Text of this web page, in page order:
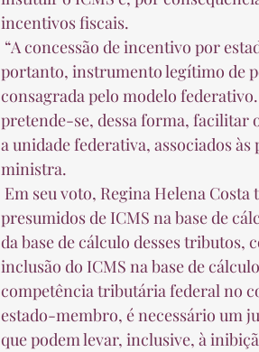
incentivos fiscais.
portanto, instrumento legítimo de
consagrada pelo modelo
pretende-se, dessa forma, facilitar
a unidade federativa, associados
ministra.
presumidos de ICMS na base de
da base de cálculo desses tributos,
inclusão do ICMS na base de
competência tributária federal no
estado-membro, é necessário um
que podem levar, inclusive, à